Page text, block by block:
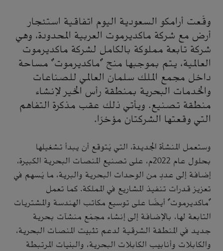
وقّعت أرامكو السعودية اليوم اتفاقية استئجار
أرض مع شركة ماكديرموت العربية المحدودة، وهي
شركة تابعة مملوكة بالكامل لشركة ماكديرموت
العالمية، يتم بموجبها منح "ماكديرموت" مساحة
داخل مجمع الملك سلمان العالمي للصناعات
والخدمات البحرية بمنطقة رأس الخير لإنشاء
منطقة تصنيع. ويأتي ذلك عقب مذكرة التفاهم
التي وقعتها الشركتان مؤخرًا.
وستعمل المنشأة الجديدة، التي يُتوقع أن يبدأ تشغيلها
بحلول عام 2022م، على تصنيع المنصات البحرية الكبيرة،
إضافة إلى عددٍ من الوحدات البحرية والبرية، ما يُسهم في
تعزيز قدرات تنفيذ المشاريع في المملكة. كما تعمل
"ماكديرموت" أيضًا على توسيع مكاتب الهندسة والمشتريات
التابعة لها، بالإضافة إلى إنشاء مجمّع منشآت بحرية
جديد في المنطقة الشرقية لدعم تثبيت المنصات البحرية،
والكابلات وأنابيب الكابلات البحرية، والبنيات المرتبطة